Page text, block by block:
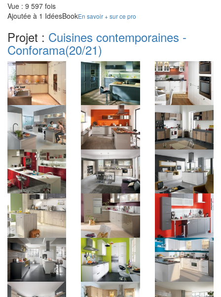
Vue : 9 597 fois
Ajoutée à 1 IdéesBookEn savoir + sur ce pro
Projet : Cuisines contemporaines -
Conforama(20/21)